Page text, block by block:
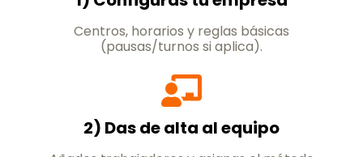
Centros, horarios y reglas básicas
(pausas/turnos si aplica).
2) Das de alta al equipo